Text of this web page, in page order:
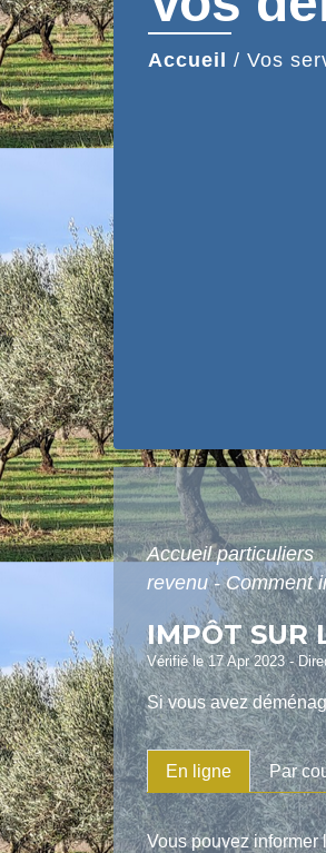
Accueil / Vos
Accueil particuliers
revenu - Comment
IMPÔT SUR
Vérifié le 17 Apr 2023 -
Si vous avez
En ligne Par
Vous pouvez informer